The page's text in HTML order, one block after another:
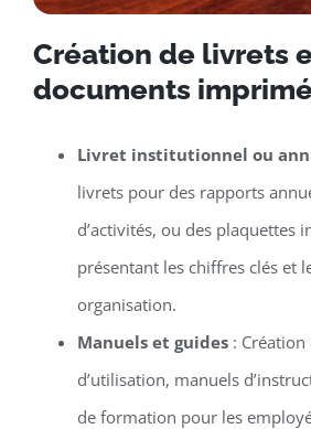
Création de livrets
documents
Livret institutionnel ou
livrets pour des rapports
d’activités, ou des plaquettes
présentant les chiffres clés et
organisation.
Manuels et guides: Création
d’utilisation, manuels
de formation pour les